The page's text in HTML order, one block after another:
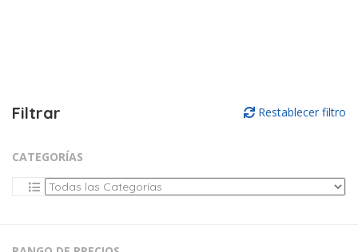
Filtrar Restablecer filtro
CATEGORÍAS